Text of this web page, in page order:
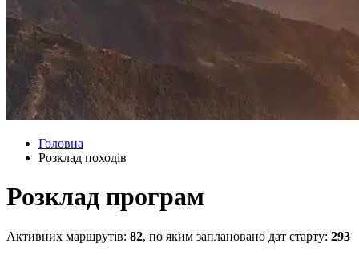
Головна
Розклад походів
Розклад програм
Активних маршрутів: 82, по яким заплановано дат старту: 293